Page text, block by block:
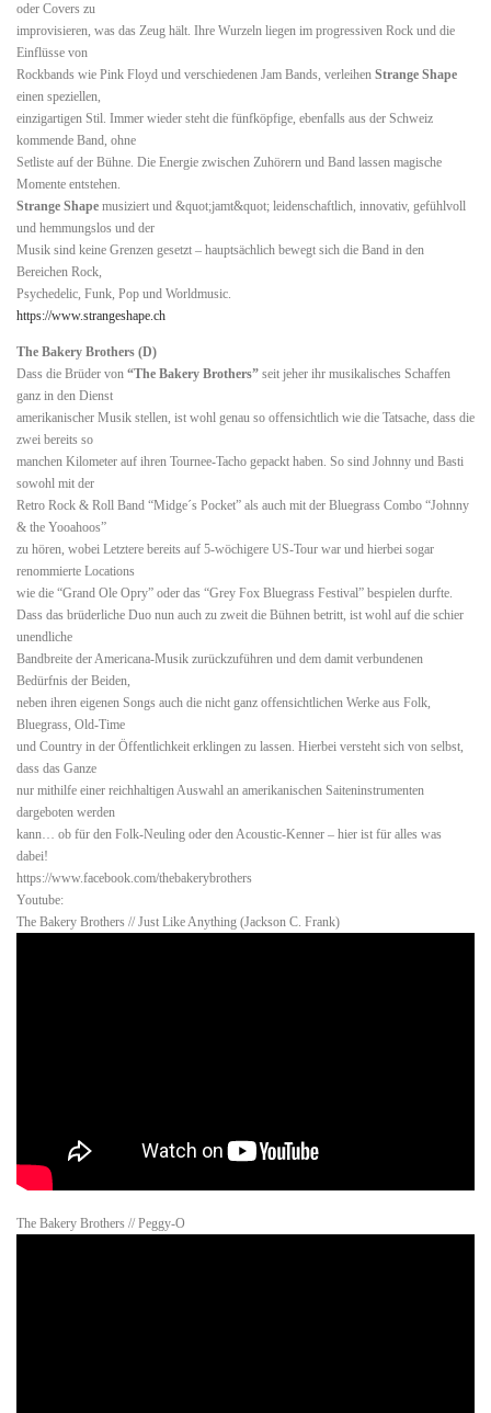
oder Covers zu
improvisieren, was das Zeug hält. Ihre Wurzeln liegen im progressiven Rock und die
Einflüsse von
Rockbands wie Pink Floyd und verschiedenen Jam Bands, verleihen Strange Shape
einen speziellen,
einzigartigen Stil. Immer wieder steht die fünfköpfige, ebenfalls aus der Schweiz
kommende Band, ohne
Setliste auf der Bühne. Die Energie zwischen Zuhörern und Band lassen magische
Momente entstehen.
Strange Shape musiziert und &quot;jamt&quot; leidenschaftlich, innovativ, gefühlvoll
und hemmungslos und der
Musik sind keine Grenzen gesetzt – hauptsächlich bewegt sich die Band in den
Bereichen Rock,
Psychedelic, Funk, Pop und Worldmusic.
https://www.strangeshape.ch
The Bakery Brothers (D)
Dass die Brüder von “The Bakery Brothers” seit jeher ihr musikalisches Schaffen
ganz in den Dienst
amerikanischer Musik stellen, ist wohl genau so offensichtlich wie die Tatsache, dass die
zwei bereits so
manchen Kilometer auf ihren Tournee-Tacho gepackt haben. So sind Johnny und Basti
sowohl mit der
Retro Rock & Roll Band “Midge´s Pocket” als auch mit der Bluegrass Combo “Johnny
& the Yooahoos”
zu hören, wobei Letztere bereits auf 5-wöchigere US-Tour war und hierbei sogar
renommierte Locations
wie die “Grand Ole Opry” oder das “Grey Fox Bluegrass Festival” bespielen durfte.
Dass das brüderliche Duo nun auch zu zweit die Bühnen betritt, ist wohl auf die schier
unendliche
Bandbreite der Americana-Musik zurückzuführen und dem damit verbundenen
Bedürfnis der Beiden,
neben ihren eigenen Songs auch die nicht ganz offensichtlichen Werke aus Folk,
Bluegrass, Old-Time
und Country in der Öffentlichkeit erklingen zu lassen. Hierbei versteht sich von selbst,
dass das Ganze
nur mithilfe einer reichhaltigen Auswahl an amerikanischen Saiteninstrumenten
dargeboten werden
kann… ob für den Folk-Neuling oder den Acoustic-Kenner – hier ist für alles was
dabei!
https://www.facebook.com/thebakerybrothers
Youtube:
The Bakery Brothers // Just Like Anything (Jackson C. Frank)
The Bakery Brothers // Peggy-O